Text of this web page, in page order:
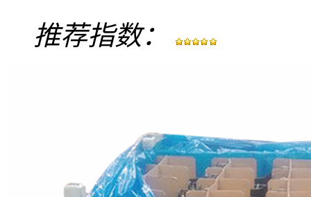
推荐指数：